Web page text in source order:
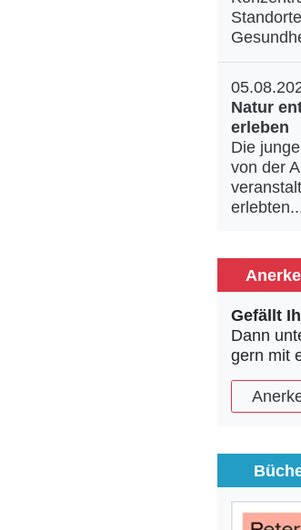
Natur
erleben
Die
von der
Gefällt
Dann
gern mit